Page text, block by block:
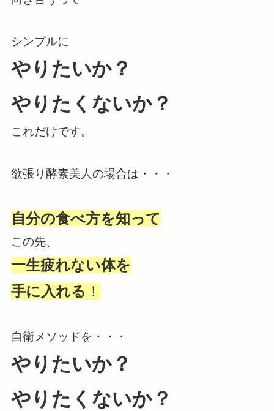
シンプルに
やりたいか？
やりたくないか？
これだけです。
欲張り酵素美人の場合は・・・
自分の食べ方を知って
この先、
一生疲れない体を
手に入れる ！
自衛メソッドを・・・
やりたいか？
やりたくないか？